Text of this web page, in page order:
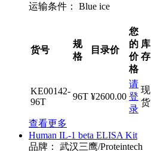
运输条件：
Blue ice
货号
规
格
目录价
您
的
价
格
库
存
KE00142-
96T
96T ¥2600.00
请
登
录
现
货
查看更多
Human IL-1 beta ELISA Kit
品牌：
武汉三鹰/Proteintech